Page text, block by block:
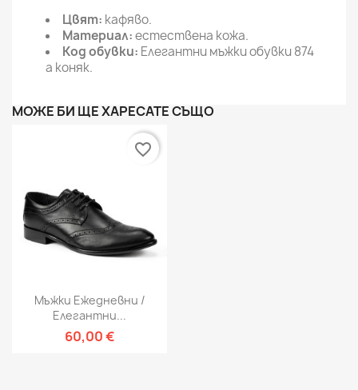
Цвят: кафяво.
Материал:естествена кожа.
Код обувки: Елегантни мъжки обувки 874
a коняк.
МОЖЕ БИ ЩЕ ХАРЕСАТЕ СЪЩО
Мъжки Ежедневни /
Елегантни...
60,00 €
favorite_border